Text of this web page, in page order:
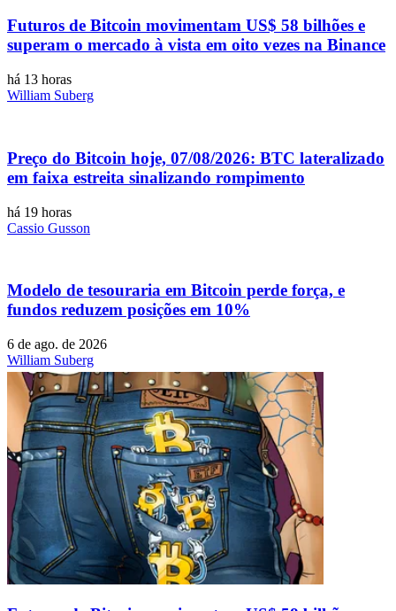
Futuros de Bitcoin movimentam US$ 58 bilhões e
superam o mercado à vista em oito vezes na Binance
há 13 horas
William Suberg
Preço do Bitcoin hoje, 07/08/2026: BTC lateralizado
em faixa estreita sinalizando rompimento
há 19 horas
Cassio Gusson
Modelo de tesouraria em Bitcoin perde força, e
fundos reduzem posições em 10%
6 de ago. de 2026
William Suberg